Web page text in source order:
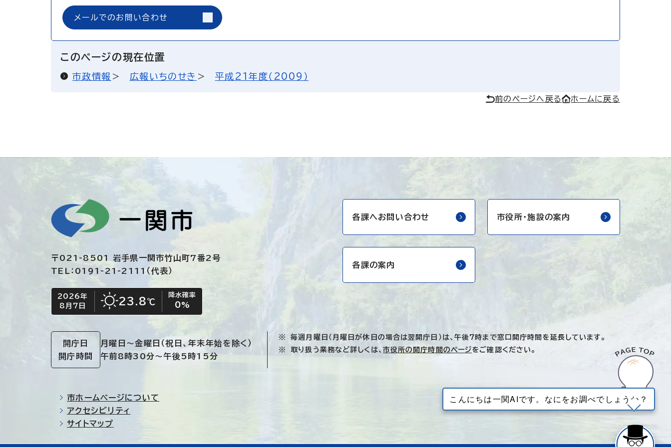
メールでのお問い合わせ
このページの現在位置
市政情報 広報いちのせき 平成21年度（2009）
前のページへ戻る ホームに戻る
〒021-8501 岩手県一関市竹山町7番2号
TEL：0191-21-2111（代表）
今日の日付
2026年
8月7日
今日の天気
晴れ
23.8℃
降水確率
0%
各課へお問い合わせ 市役所・施設の案内
各課の案内
開庁日
開庁時間
月曜日～金曜日 （祝日、年末年始を除く）
午前8時30分～午後5時15分
毎週月曜日（月曜日が休日の場合は翌開庁日）は、午後7時まで窓口開庁時間を延長しています。
取り扱う業務など詳しくは、 市役所の開庁時間のページをご確認ください。
市ホームページについて
アクセシビリティ
サイトマップ